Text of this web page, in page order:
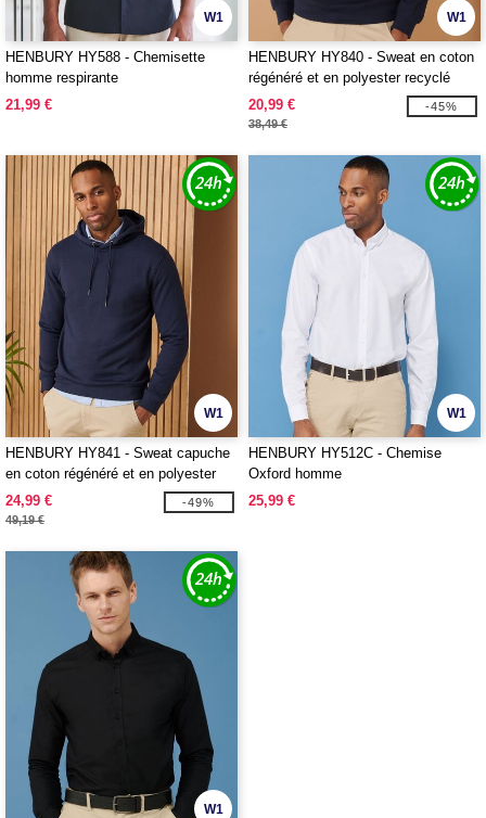
W1
HENBURY HY588 - Chemisette
homme respirante
21,99 €
W1
HENBURY HY840 - Sweat en coton
régénéré et en polyester recyclé
20,99 €
38,49 €
-45%
W1
HENBURY HY841 - Sweat capuche
en coton régénéré et en polyester
recyclé
24,99 €
49,19 €
-49%
W1
HENBURY HY512C - Chemise
Oxford homme
25,99 €
W1